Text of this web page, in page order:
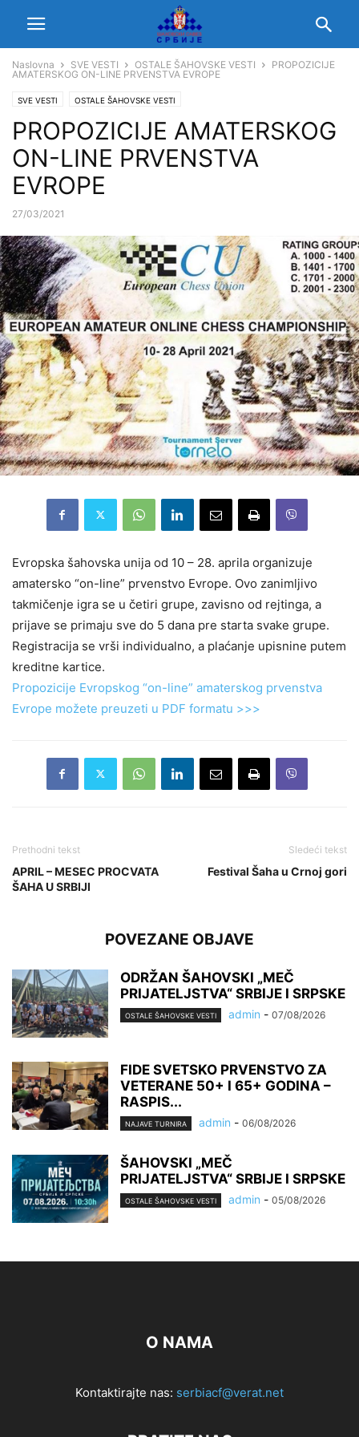
Naslovna SVE VESTI OSTALE ŠAHOVSKE VESTI
PROPOZICIJE
AMATERSKOG ON-LINE PRVENSTVA EVROPE
SVE VESTI OSTALE ŠAHOVSKE VESTI
PROPOZICIJE AMATERSKOG
ON-LINE PRVENSTVA
EVROPE
27/03/2021
Evropska šahovska unija od 10 – 28. aprila organizuje
amatersko “on-line” prvenstvo Evrope. Ovo zanimljivo
takmičenje igra se u četiri grupe, zavisno od rejtinga, a
prijave se primaju sve do 5 dana pre starta svake grupe.
Registracija se vrši individualno, a plaćanje upisnine putem
kreditne kartice.
Propozicije Evropskog “on-line” amaterskog prvenstva
Evrope možete preuzeti u PDF formatu >>>
Prethodni tekst
APRIL – MESEC PROCVATA
ŠAHA U SRBIJI
Sledeći tekst
Festival Šaha u Crnoj gori
POVEZANE OBJAVE
ODRŽAN ŠAHOVSKI „MEČ
PRIJATELJSTVA“ SRBIJE I SRPSKE
OSTALE ŠAHOVSKE VESTI admin - 07/08/2026
FIDE SVETSKO PRVENSTVO ZA
VETERANE 50+ I 65+ GODINA –
RASPIS...
NAJAVE TURNIRA admin - 06/08/2026
ŠAHOVSKI „MEČ
PRIJATELJSTVA“ SRBIJE I SRPSKE
OSTALE ŠAHOVSKE VESTI admin - 05/08/2026
O NAMA
Kontaktirajte nas: serbiacf@verat.net